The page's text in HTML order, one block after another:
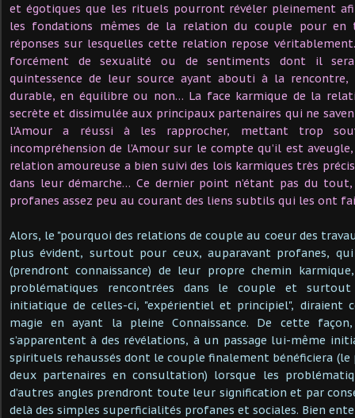
et égotiques que les rituels pourront révéler pleinement
les fondations mêmes de la relation du couple pour en
réponses sur lesquelles cette relation repose
forcément de sexualité ou de sentiments dont il
quintessence de leur source ayant abouti à la
durable, en équilibre ou non… La face karmique de la
secrète et dissimulée aux principaux partenaires qui ne
l’Amour a réussi à les rapprocher, mettant trop
incompréhension de l’Amour sur le compte qu’il est
relation amoureuse a bien suivi des lois karmiques très
dans leur démarche… Ce dernier point n’étant pas du
profanes assez peu au courant des liens subtils qui les ont
Alors, le "pourquoi des relations de couple au coeur des
plus évident, surtout pour ceux, auparavant profanes,
(prendront connaissance) de leur propre chemin
problématiques rencontrées dans le couple et surtout
initiatique de celles-ci, "expérientiel et principiel", diraient
magie en ayant la pleine Connaissance. De cette
s’apparentent à des révélations, à un passage lui-même
spirituels rehaussés dont le couple finalement bénéficiera (le
deux partenaires en consultation) lorsque les
d’autres angles prendront toute leur signification et par
delà des simples superficialités profanes et sociales. Bien